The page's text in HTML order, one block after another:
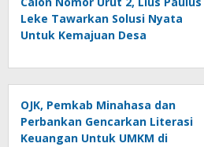
Leke Tawarkan Solusi Nyata
Untuk Kemajuan Desa
OJK, Pemkab Minahasa dan
Perbankan Gencarkan Literasi
Keuangan Untuk UMKM di